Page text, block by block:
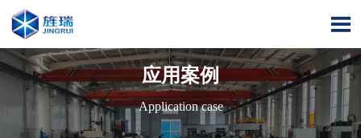

应用案例
Application case